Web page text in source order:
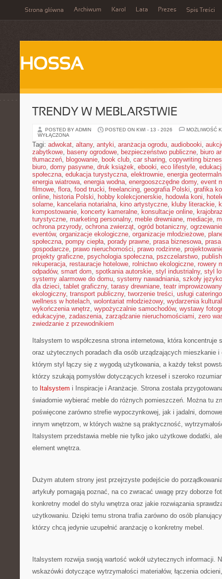
Strona główna Archiwum Karol Lata Prezes Spis Treści
HOSSA
TRENDY W MEBLARSTWIE
POSTED BY ADMIN POSTED ON KWI - 13 - 2026
MOŻLIWOŚĆ
WYŁĄCZONA
Tagi: adwokat, altany, antyki, aranżacja ogrodu, audiobooki,
zabytkowe, baseny ogrodowe, bezpieczeństwo publiczne, biuro
tłumaczeń, blogowanie, book club, car sharing, copywriting
biuro, domy pasywne, druk książek, ebooki, eco lifestyle,
społeczna, edukacja turystyczna, elektrownie, energia
energia wiatrowa, energia wodna, energooszczędne domy, event
filmowe, flora, food trucki, freelancing, geografia Polski, grafika
online, historia Polski, hobby kolekcjonerskie, hodowla koni,
solarne, kancelaria notarialna, kino artystyczne, kluby literackie,
kompostowanie, koncerty kameralne, konsultacje online,
turystyczne, marketing personalny, meble drewniane, mediacje,
ochrona przyrody, ochrona zwierząt, ogród botaniczny,
eventów, organizacje ekologiczne, organizacje młodzieżowe,
społeczna, pompy ciepła, porady prawne, prasa biznesowa,
gospodarcze, prawo nieruchomości, prawo rodzinne,
projekty graficzne, psychologia społeczna, pszczelarstwo,
rekuperacja, restauracje hotelowe, rolnictwo ekologiczne, rowery
odpadów, smart dom, spotkania autorskie, styl industrialny, styl
systemy alarmowe do domu, systemy nawadniania, szkoły
dla dzieci, tablet graficzny, tarasy drewniane, teatr improwizowany
ekologiczny, transport publiczny, tworzenie treści, usługi
wellness w hotelach, wolontariat młodzieżowy, wydarzenia
wykończenia wnętrz, wypożyczalnie samochodów, wystawy
edukacyjne, zadaszenia, zarządzanie nieruchomościami, zero
zwiedzanie z przewodnikiem
Italsystem to współczesna strona internetowa, która koncentruje
oraz użytecznych poradach dla osób urządzających mieszkanie i
którym styl łączy się z wygodą użytkowania, a każdy tekst
którzy szukają pomysłów dotyczących krzeseł i szeroko
to Italsystem i Inspiracje i Aranżacje. Strona została
świadomie wybierać meble do różnych pomieszczeń. Można tu
poświęcone zarówno strefie wypoczynkowej, jak i jadalni,
innym wnętrzom, w których ważne są praktyczność,
Italsystem przedstawia meble nie tylko jako użytkowe dodatki,
element wnętrza.
Dużym atutem strony jest przejrzyste podejście do
artykuły pomagają poznać, na co zwracać uwagę przy doborze
konkretny model do stylu wnętrza oraz jakie rozwiązania
użytkowaniu. Dzięki temu strona trafia zarówno do osób
którzy chcą jedynie uzupełnić aranżację o konkretny mebel.
Italsystem rozwija swoją wartość wokół użytecznych informacji.
wskazówki dotyczące wytrzymałości materiałów, łączenia